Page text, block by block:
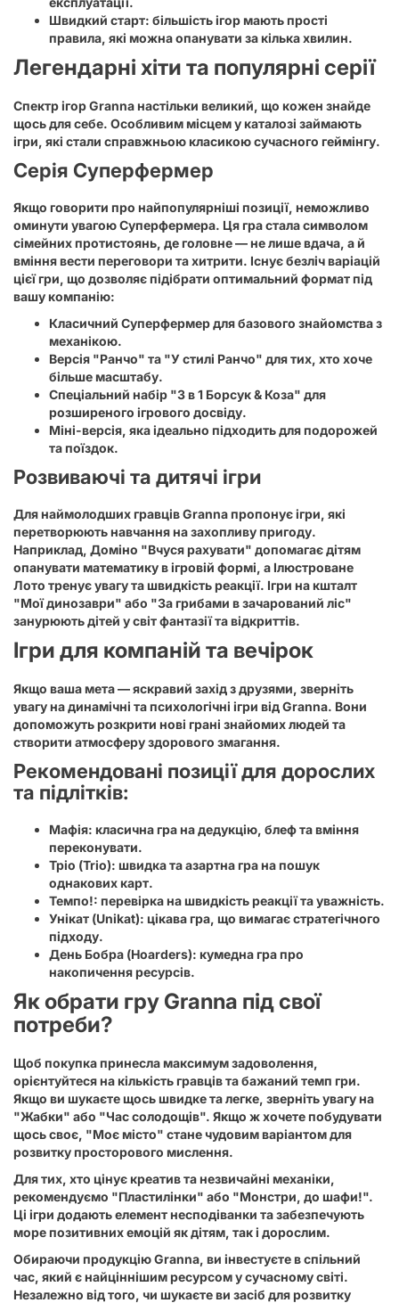
Швидкий старт: більшість ігор мають прості
правила, які можна опанувати за кілька хвилин.
Легендарні хіти та популярні серії
Спектр ігор Granna настільки великий, що кожен знайде
щось для себе. Особливим місцем у каталозі займають
ігри, які стали справжньою класикою сучасного геймінгу.
Серія Суперфермер
Якщо говорити про найпопулярніші позиції, неможливо
оминути увагоюСуперфермера. Ця гра стала символом
сімейних протистоянь, де головне — не лише вдача, а й
вміння вести переговори та хитрити. Існує безліч варіацій
цієї гри, що дозволяє підібрати оптимальний формат під
вашу компанію:
Класичний Суперфермер для базового знайомства з
механікою.
Версія "Ранчо" та "У стилі Ранчо" для тих, хто хоче
більше масштабу.
Спеціальний набір "3 в 1 Борсук & Коза" для
розширеного ігрового досвіду.
Міні-версія, яка ідеально підходить для подорожей
та поїздок.
Розвиваючі та дитячі ігри
Для наймолодших гравців Granna пропонує ігри, які
перетворюють навчання на захопливу пригоду.
Наприклад, Доміно "Вчуся рахувати" допомагає дітям
опанувати математику в ігровій формі, а Ілюстроване
Лото тренує увагу та швидкість реакції. Ігри на кшталт
"Мої динозаври" або "За грибами в зачарований ліс"
занурюють дітей у світ фантазії та відкриттів.
Ігри для компаній та вечірок
Якщо ваша мета — яскравий захід з друзями, зверніть
увагу на динамічні та психологічні ігри від Granna. Вони
допоможуть розкрити нові грані знайомих людей та
створити атмосферу здорового змагання.
Рекомендовані позиції для дорослих
та підлітків:
Мафія: класична гра на дедукцію, блеф та вміння
переконувати.
Тріо (Trio): швидка та азартна гра на пошук
однакових карт.
Темпо!: перевірка на швидкість реакції та уважність.
Унікат (Unikat): цікава гра, що вимагає стратегічного
підходу.
День Бобра (Hoarders): кумедна гра про
накопичення ресурсів.
Як обрати гру Granna під свої
потреби?
Щоб покупка принесла максимум задоволення,
орієнтуйтеся на кількість гравців та бажаний темп гри.
Якщо ви шукаєте щось швидке та легке, зверніть увагу на
"Жабки" або "Час солодощів". Якщо ж хочете побудувати
щось своє, "Моє місто" стане чудовим варіантом для
розвитку просторового мислення.
Для тих, хто цінує креатив та незвичайні механіки,
рекомендуємо "Пластилінки" або "Монстри, до шафи!".
Ці ігри додають елемент несподіванки та забезпечують
море позитивних емоцій як дітям, так і дорослим.
Обираючи продукцію Granna, ви інвестуєте в спільний
час, який є найціннішим ресурсом у сучасному світі.
Незалежно від того, чи шукаєте ви засіб для розвитку